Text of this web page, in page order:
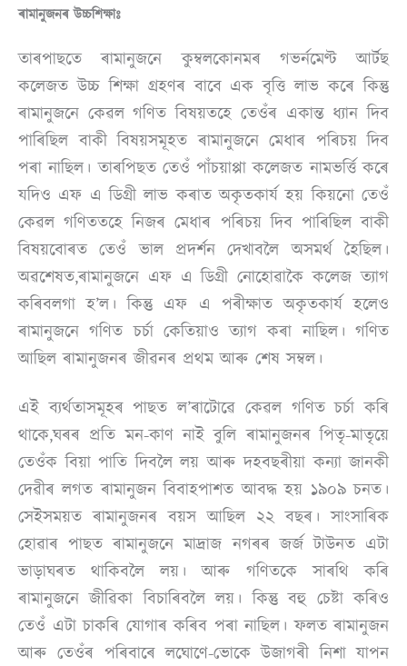
ৰামানুজনৰ উচ্চশিক্ষাঃ
তাৰপাছতে ৰামানুজনে কুম্বলকোনমৰ গভর্নমেণ্ট আৰ্টছ
কলেজত উচ্চ শিক্ষা গ্ৰহণৰ বাবে এক বৃত্তি লাভ কৰে কিন্তু
ৰামানুজনে কেৱল গণিত বিষয়তহে তেওঁৰ একান্ত ধ্যান দিব
পাৰিছিল বাকী বিষয়সমূহত ৰামানুজনে মেধাৰ পৰিচয় দিব
পৰা নাছিল। তাৰপিছত তেওঁ পাঁচয়াপ্পা কলেজত নামভৰ্ত্তি কৰে
যদিও এফ এ ডিগ্ৰী লাভ কৰাত অকৃতকার্য হয় কিয়নো তেওঁ
কেৱল গণিততহে নিজৰ মেধাৰ পৰিচয় দিব পাৰিছিল বাকী
বিষয়বোৰত তেওঁ ভাল প্ৰদৰ্শন দেখাবলৈ অসমৰ্থ হৈছিল।
অৱশেষত,ৰামানুজনে এফ এ ডিগ্ৰী নোহোৱাকৈ কলেজ ত্যাগ
কৰিবলগা হ’ল। কিন্তু এফ এ পৰীক্ষাত অকৃতকার্য হলেও
ৰামানুজনে গণিত চৰ্চা কেতিয়াও ত্যাগ কৰা নাছিল। গণিত
আছিল ৰামানুজনৰ জীৱনৰ প্ৰথম আৰু শেষ সম্বল।
এই ব্যৰ্থতাসমূহৰ পাছত ল’ৰাটোৱে কেৱল গণিত চৰ্চা কৰি
থাকে,ঘৰৰ প্ৰতি মন-কাণ নাই বুলি ৰামানুজনৰ পিতৃ-মাতৃয়ে
তেওঁক বিয়া পাতি দিবলৈ লয় আৰু দহবছৰীয়া কন্যা জানকী
দেৱীৰ লগত ৰামানুজন বিবাহপাশত আবদ্ধ হয় ১৯০৯ চনত।
সেইসময়ত ৰামানুজনৰ বয়স আছিল ২২ বছৰ। সাংসাৰিক
হোৱাৰ পাছত ৰামানুজনে মাদ্ৰাজ নগৰৰ জৰ্জ টাউনত এটা
ভাড়াঘৰত থাকিবলৈ লয়। আৰু গণিতকে সাৰথি কৰি
ৰামানুজনে জীৱিকা বিচাৰিবলৈ লয়। কিন্তু বহু চেষ্টা কৰিও
তেওঁ এটা চাকৰি যোগাৰ কৰিব পৰা নাছিল। ফলত ৰামানুজন
আৰু তেওঁৰ পৰিবাৰে লঘোণে-ভোকে উজাগৰী নিশা যাপন